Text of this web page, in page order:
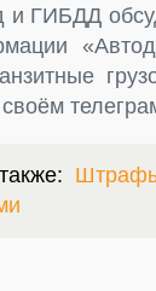
и ГИБДД
Штрафы